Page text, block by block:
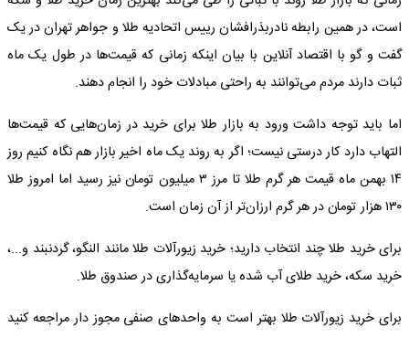
است، در همین رابطه نادربذرافشان رییس اتحادیه طلا و جواهر تهران در یک
گفت و گو با اقتصاد آنلاین با بیان اینکه زمانی که قیمت‌ها در طول یک ماه
ثبات دارند مردم می‌توانند به راحتی مبادلات خود را انجام دهند.
اما باید توجه داشت ورود به بازار طلا برای خرید در زمان‌هایی که قیمت‌ها
التهاب دارد کار درستی نیست؛ اگر به روند یک ماه اخیر بازار هم نگاه کنیم روز
۱۴ بهمن ماه قیمت هر گرم طلا تا مرز ۳ میلیون تومان نیز رسید اما امروز طلا
۱۳۰ هزار تومان در هر گرم ارزان‌تر از آن زمان است.
برای خرید طلا چند انتخاب دارید؛ خرید زیورآلات طلا مانند النگو، گردنبند و...،
خرید سکه، خرید طلای آب شده یا سرمایه‌گذاری در صندوق طلا.
برای خرید زیورآلات طلا بهتر است به واحدهای صنفی مجوز دار مراجعه کنید